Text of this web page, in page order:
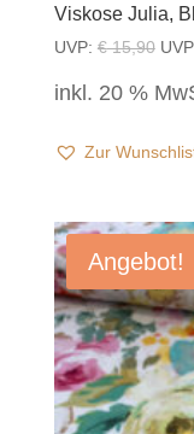
Viskose Julia,
UVP: €15,90
inkl. 20 %
Zur
Angebot!